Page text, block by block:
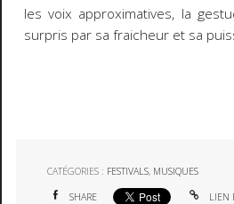
les voix approximatives, la
surpris par sa fraicheur et sa
CATÉGORIES : FESTIVALS, MUSIQUES
SHARE LIEN